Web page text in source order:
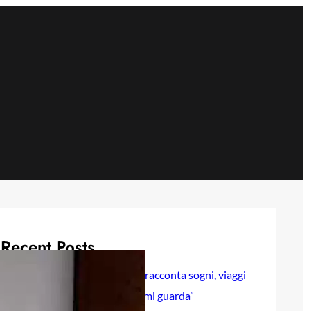
Recent Posts
Selly baby modella Italia racconta sogni, viaggi
e sentimenti in “Luna lei mi guarda”